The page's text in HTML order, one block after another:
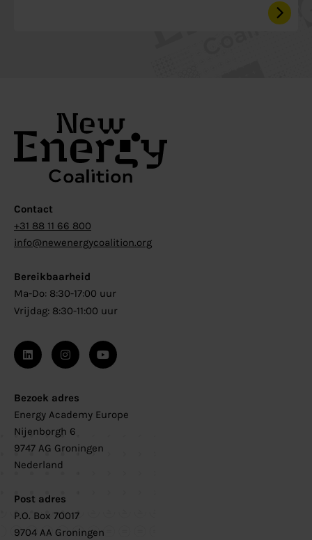
Contact
+31 88 11 66 800
info@newenergycoalition.org
Bereikbaarheid
Ma-Do: 8:30-17:00 uur
Vrijdag: 8:30-11:00 uur
Bezoek adres
Energy Academy Europe
Nijenborgh 6
9747 AG Groningen
Nederland
Post adres
P.O. Box 70017
9704 AA Groningen